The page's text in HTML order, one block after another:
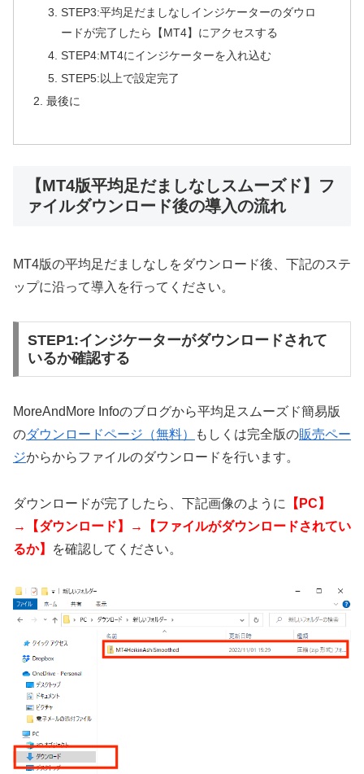
STEP3:平均足だましなしインジケーターのダウロ
ードが完了したら【MT4】にアクセスする
STEP4:MT4にインジケーターを入れ込む
STEP5:以上で設定完了
最後に
【MT4版平均足だましなしスムーズド】フ
ァイルダウンロード後の導入の流れ
MT4版の平均足だましなしをダウンロード後、下記のステ
ップに沿って導入を行ってください。
STEP1:インジケーターがダウンロードされて
いるか確認する
MoreAndMore Infoのブログから平均足スムーズド簡易版
のダウンロードページ（無料） もしくは完全版の販売ペー
ジからからファイルのダウンロードを行います。
ダウンロードが完了したら、下記画像のように
【PC】
→【ダウンロード】→【ファイルがダウンロードされてい
るか】
を確認してください。